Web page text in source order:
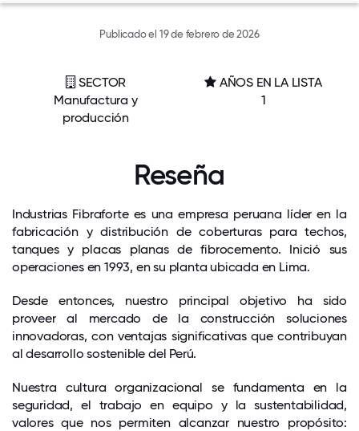
Publicado el 19 de febrero de 2026
SECTOR
Manufactura y
producción
AÑOS EN LA LISTA
1
Reseña
Industrias Fibraforte es una empresa peruana líder en la
fabricación y distribución de coberturas para techos,
tanques y placas planas de fibrocemento. Inició sus
operaciones en 1993, en su planta ubicada en Lima.
Desde entonces, nuestro principal objetivo ha sido
proveer al mercado de la construcción soluciones
innovadoras, con ventajas significativas que contribuyan
al desarrollo sostenible del Perú.
Nuestra cultura organizacional se fundamenta en la
seguridad, el trabajo en equipo y la sustentabilidad,
valores que nos permiten alcanzar nuestro propósito: